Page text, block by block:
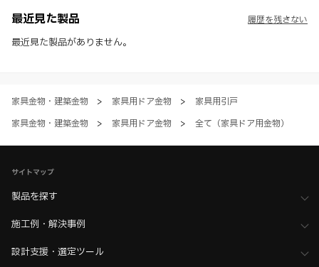
社製品の使用ご検討、又は販売促進目的の利用に限ります。
※ 本WEBサイト製品情報のご利用にあたっては、WEBサイト利用規
約、プライバシーポリシー、製品情報ガイドをご確認いただき、内容の
最近見た製品
最近見た製品がありません。
履歴を残さない
家具金物・建築金物 > 家具用ドア金物 >
家具用引戸
家具金物・建築金物
> 家具用ドア金物 > 全て（家具ドア用金物）
サイトマップ
製品を探す
施工例・解決事例
設計支援・選定ツール